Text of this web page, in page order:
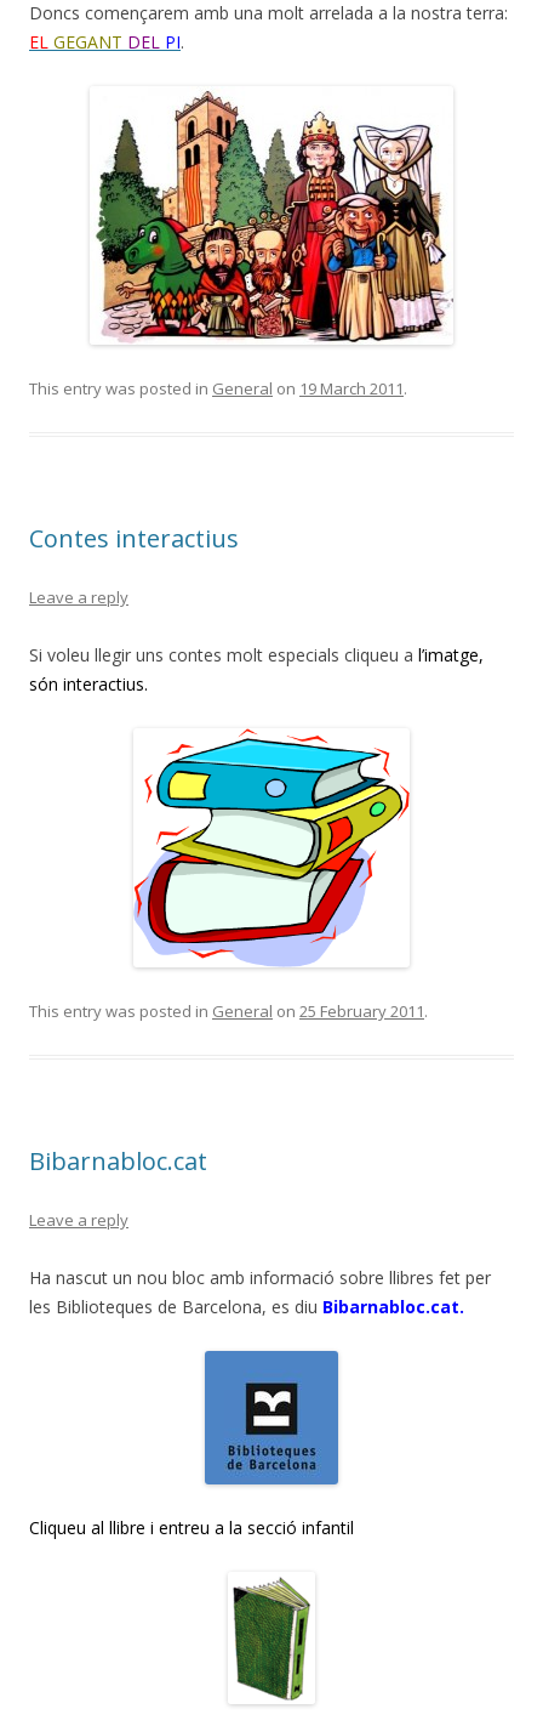
Doncs començarem amb una molt arrelada a la nostra terra:
EL GEGANT DEL PI.
This entry was posted in General on 19 March 2011.
Contes interactius
Leave a reply
Si voleu llegir uns contes molt especials cliqueu a l’imatge,
són interactius.
This entry was posted in General on 25 February 2011.
Bibarnabloc.cat
Leave a reply
Ha nascut un nou bloc amb informació sobre llibres fet per
les Biblioteques de Barcelona, es diu Bibarnabloc.cat.
Cliqueu al llibre i entreu a la secció infantil